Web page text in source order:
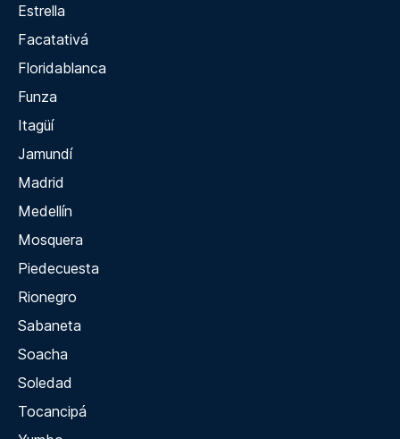
Estrella
Facatativá
Floridablanca
Funza
Itagüí
Jamundí
Madrid
Medellín
Mosquera
Piedecuesta
Rionegro
Sabaneta
Soacha
Soledad
Tocancipá